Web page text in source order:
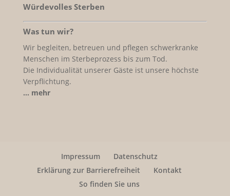
Würdevolles Sterben
Was tun wir?
Wir begleiten, betreuen und pflegen schwerkranke
Menschen im Sterbeprozess bis zum Tod.
Die Individualität unserer Gäste ist unsere höchste
Verpflichtung.
… mehr
Impressum
Datenschutz
Erklärung zur Barrierefreiheit
Kontakt
So finden Sie uns